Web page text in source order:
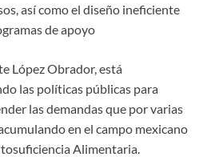
así como el diseño ineficiente
de apoyo
López Obrador, está
las políticas públicas para
las demandas que por varias
en el campo mexicano
Alimentaria.